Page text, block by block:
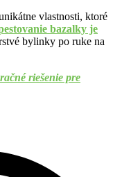
vlastnosti, ktoré
bazalky je
bylinky po ruke na
riešenie pre